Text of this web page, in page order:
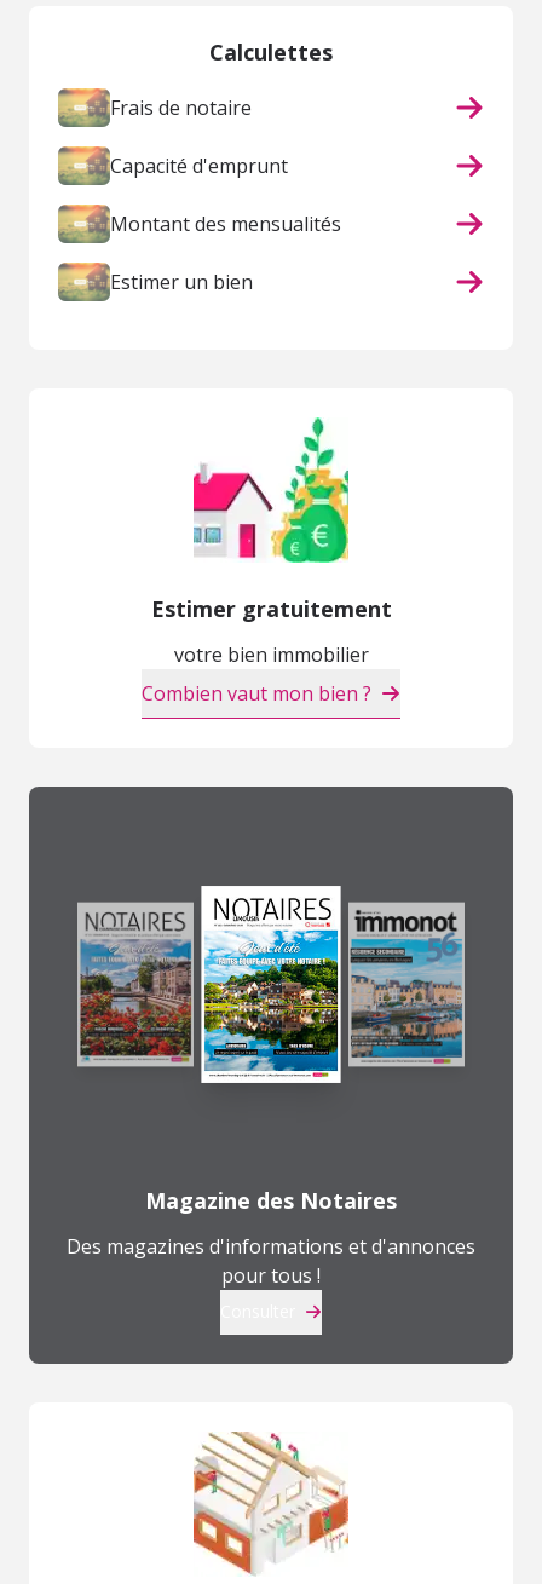
Calculettes
Frais de notaire
Capacité d'emprunt
Montant des mensualités
Estimer un bien
Estimer gratuitement
votre bien immobilier
Combien vaut mon bien ?
Magazine des Notaires
Des magazines d'informations et d'annonces
pour tous !